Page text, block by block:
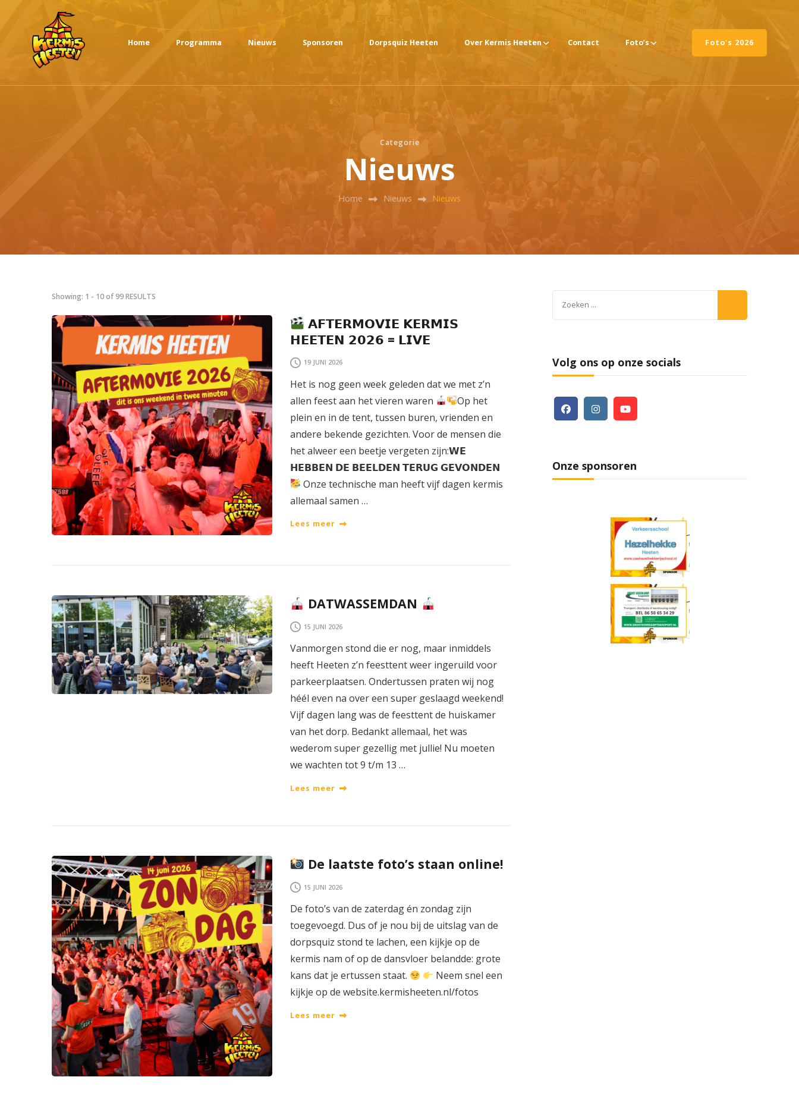
Home Programma Nieuws Sponsoren Dorpsquiz Heeten Over Kermis Heeten Contact Foto’s Foto's 2026
Categorie
Nieuws
Home Nieuws Nieuws
Showing: 1 - 10 of 99 RESULTS
𝗔𝗙𝗧𝗘𝗥𝗠𝗢𝗩𝗜𝗘 𝗞𝗘𝗥𝗠𝗜𝗦
𝗛𝗘𝗘𝗧𝗘𝗡 𝟮𝟬𝟮𝟲 = 𝗟𝗜𝗩𝗘
19 JUNI 2026
Het is nog geen week geleden dat we met z’n
allen feest aan het vieren waren
Op het
plein en in de tent, tussen buren, vrienden en
andere bekende gezichten. Voor de mensen die
het alweer een beetje vergeten zijn:𝗪𝗘
𝗛𝗘𝗕𝗕𝗘𝗡 𝗗𝗘 𝗕𝗘𝗘𝗟𝗗𝗘𝗡 𝗧𝗘𝗥𝗨𝗚 𝗚𝗘𝗩𝗢𝗡𝗗𝗘𝗡
Onze technische man heeft vijf dagen kermis
allemaal samen …
Lees meer
DATWASSEMDAN
15 JUNI 2026
Vanmorgen stond die er nog, maar inmiddels
heeft Heeten z’n feesttent weer ingeruild voor
parkeerplaatsen. Ondertussen praten wij nog
héél even na over een super geslaagd weekend!
Vijf dagen lang was de feesttent de huiskamer
van het dorp. Bedankt allemaal, het was
wederom super gezellig met jullie! Nu moeten
we wachten tot 9 t/m 13 …
Lees meer
De laatste foto’s staan online!
15 JUNI 2026
De foto’s van de zaterdag én zondag zijn
toegevoegd. Dus of je nou bij de uitslag van de
dorpsquiz stond te lachen, een kijkje op de
kermis nam of op de dansvloer belandde: grote
kans dat je ertussen staat.
Neem snel een
kijkje op de website.kermisheeten.nl/fotos
Lees meer
Volg ons op onze socials
Onze sponsoren